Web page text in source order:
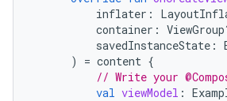
inflater :
container :
savedInstanceState :
)
= content {
// Write your
val viewModel :